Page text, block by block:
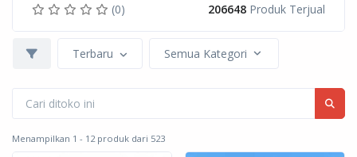
(0) 206648 Produk Terjual
Terbaru Semua Kategori
Menampilkan 1 - 12 produk dari 523